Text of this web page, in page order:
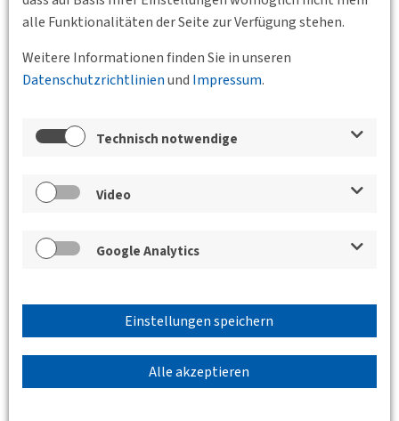
alle Funktionalitäten der Seite zur Verfügung stehen.
Weitere Informationen finden Sie in unseren
Datenschutzrichtlinienund Impressum.
Technisch notwendige
Video
Google Analytics
Einstellungen speichern
Alle akzeptieren
Im Vortrag wird das Mobilitätskonzept des BER im Detail
dabei auch die Themenbereiche "ÖPNV-Anbindung heute
Straßenanbindung sowie das Fuß-&…